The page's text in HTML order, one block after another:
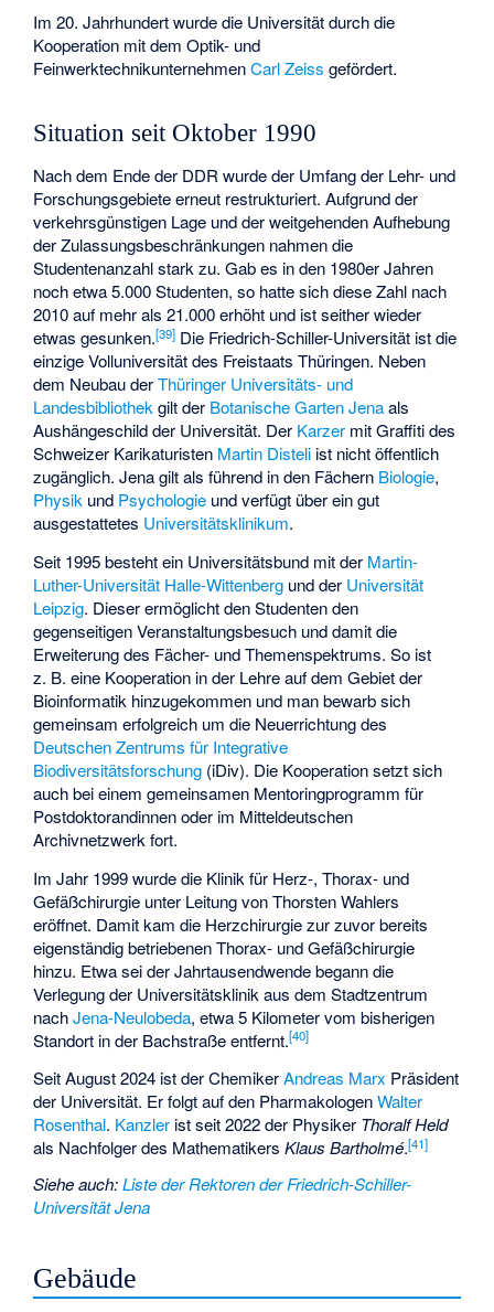
Im 20. Jahrhundert wurde die Universität durch die
Kooperation mit dem Optik- und
FeinwerktechnikunternehmenCarl Zeiss gefördert.
Situation seit Oktober 1990
Nach dem Ende der DDRwurde der Umfang der Lehr- und
Forschungsgebiete erneut restrukturiert. Aufgrund der
verkehrsgünstigen Lage und der weitgehenden Aufhebung
der Zulassungsbeschränkungen nahmen die
Studentenanzahl stark zu. Gab es in den 1980er Jahren
noch etwa 5.000 Studenten, so hatte sich diese Zahl nach
2010 auf mehr als 21.000 erhöht und ist seither wieder
etwas gesunken.[39] Die Friedrich-Schiller-Universität ist die
einzige Volluniversität des Freistaats Thüringen. Neben
dem Neubau derThüringer Universitäts- und
Landesbibliothekgilt der Botanische Garten Jenaals
Aushängeschild der Universität. Der Karzer mit Graffiti des
Schweizer Karikaturisten Martin Disteli ist nicht öffentlich
zugänglich. Jena gilt als führend in den Fächern Biologie,
Physik und Psychologie und verfügt über ein gut
ausgestattetes Universitätsklinikum.
Seit 1995 besteht ein Universitätsbund mit der Martin-
Luther-Universität Halle-Wittenberg und der Universität
Leipzig. Dieser ermöglicht den Studenten den
gegenseitigen Veranstaltungsbesuch und damit die
Erweiterung des Fächer- und Themenspektrums. So ist
z. B. eine Kooperation in der Lehre auf dem Gebiet der
Bioinformatik hinzugekommen und man bewarb sich
gemeinsam erfolgreich um die Neuerrichtung des
Deutschen Zentrums für Integrative
Biodiversitätsforschung (iDiv). Die Kooperation setzt sich
auch bei einem gemeinsamen Mentoringprogramm für
Postdoktorandinnen oder im Mitteldeutschen
Archivnetzwerk fort.
Im Jahr 1999 wurde die Klinik für Herz-, Thorax- und
Gefäßchirurgie unter Leitung vonThorsten Wahlers
eröffnet. Damit kam die Herzchirurgie zur zuvor bereits
eigenständig betriebenen Thorax- und Gefäßchirurgie
hinzu. Etwa sei der Jahrtausendwende begann die
Verlegung der Universitätsklinik aus dem Stadtzentrum
nachJena-Neulobeda, etwa 5 Kilometer vom bisherigen
Standort in der Bachstraße entfernt.[40]
Seit August 2024 ist der ChemikerAndreas Marx Präsident
der Universität. Er folgt auf den PharmakologenWalter
Rosenthal. Kanzler ist seit 2022 der Physiker Thoralf Held
als Nachfolger des MathematikersKlaus Bartholmé.[41]
Siehe auch:Liste der Rektoren der Friedrich-Schiller-
Universität Jena
Gebäude